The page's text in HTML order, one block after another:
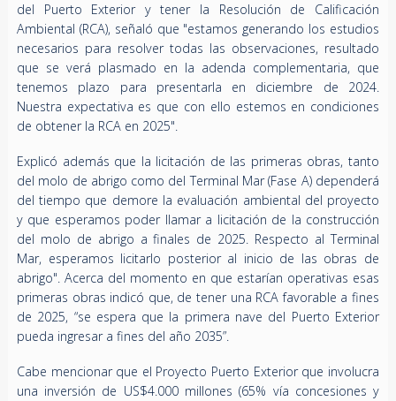
del Puerto Exterior y tener la Resolución de Calificación
Ambiental (RCA), señaló que "estamos generando los estudios
necesarios para resolver todas las observaciones, resultado
que se verá plasmado en la adenda complementaria, que
tenemos plazo para presentarla en diciembre de 2024.
Nuestra expectativa es que con ello estemos en condiciones
de obtener la RCA en 2025".
Explicó además que la licitación de las primeras obras, tanto
del molo de abrigo como del Terminal Mar (Fase A) dependerá
del tiempo que demore la evaluación ambiental del proyecto
y que esperamos poder llamar a licitación de la construcción
del molo de abrigo a finales de 2025. Respecto al Terminal
Mar, esperamos licitarlo posterior al inicio de las obras de
abrigo". Acerca del momento en que estarían operativas esas
primeras obras indicó que, de tener una RCA favorable a fines
de 2025, “se espera que la primera nave del Puerto Exterior
pueda ingresar a fines del año 2035”.
Cabe mencionar que el Proyecto Puerto Exterior que involucra
una inversión de US$4.000 millones (65% vía concesiones y